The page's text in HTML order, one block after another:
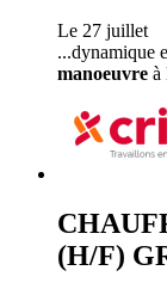
Le 27 juillet
...dynamique
manoeuvre à
(H/F)